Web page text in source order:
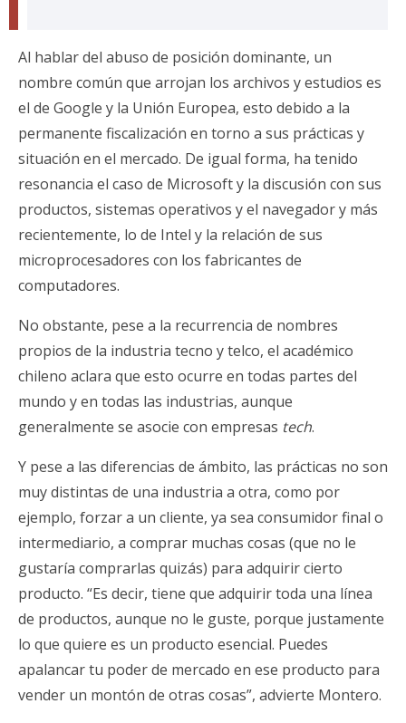
Al hablar del abuso de posición dominante, un
nombre común que arrojan los archivos y estudios es
el de Google y la Unión Europea, esto debido a la
permanente fiscalización en torno a sus prácticas y
situación en el mercado. De igual forma, ha tenido
resonancia el caso de Microsoft y la discusión con sus
productos, sistemas operativos y el navegador y más
recientemente, lo de Intel y la relación de sus
microprocesadores con los fabricantes de
computadores.
No obstante, pese a la recurrencia de nombres
propios de la industria tecno y telco, el académico
chileno aclara que esto ocurre en todas partes del
mundo y en todas las industrias, aunque
generalmente se asocie con empresas tech.
Y pese a las diferencias de ámbito, las prácticas no son
muy distintas de una industria a otra, como por
ejemplo, forzar a un cliente, ya sea consumidor final o
intermediario, a comprar muchas cosas (que no le
gustaría comprarlas quizás) para adquirir cierto
producto. “Es decir, tiene que adquirir toda una línea
de productos, aunque no le guste, porque justamente
lo que quiere es un producto esencial. Puedes
apalancar tu poder de mercado en ese producto para
vender un montón de otras cosas”, advierte Montero.